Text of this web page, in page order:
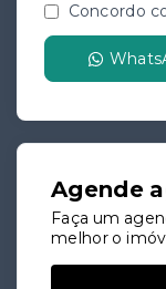
Concordo
Agende
Faça um
melhor o